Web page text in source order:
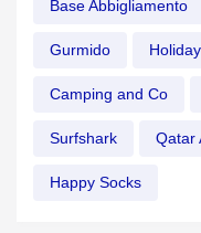
Base Abbigliamento
Gurmido
Camping and Co
Surfshark Qatar
Happy Socks